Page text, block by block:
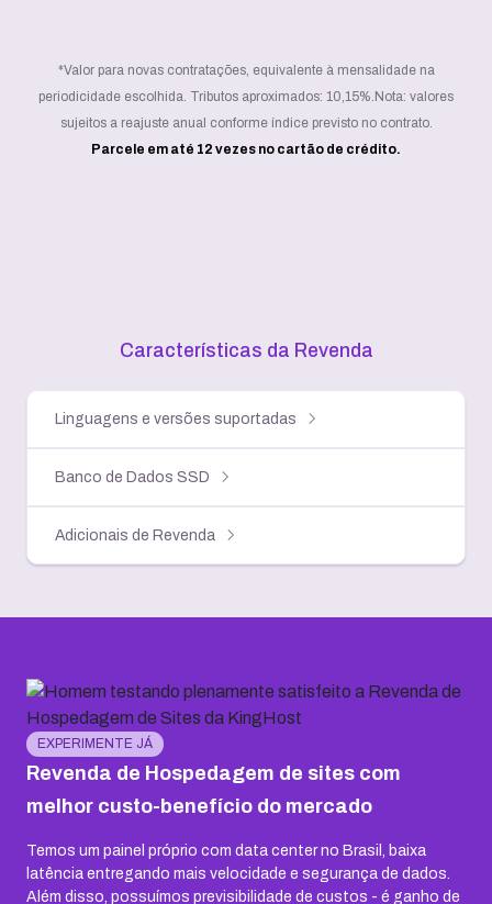
*Valor para novas contratações, equivalente à mensalidade na
periodicidade escolhida. Tributos aproximados: 10,15%. Nota: valores
sujeitos a reajuste anual conforme índice previsto no contrato.
Parcele em até 12 vezes no cartão de crédito.
Características da Revenda
Linguagens e versões suportadas
Banco de Dados SSD
Adicionais de Revenda
EXPERIMENTE JÁ
Revenda de Hospedagem de sites com
melhor custo-benefício do mercado
Temos um painel próprio com data center no Brasil, baixa
latência entregando mais velocidade e segurança de dados.
Além disso, possuímos previsibilidade de custos - é ganho de